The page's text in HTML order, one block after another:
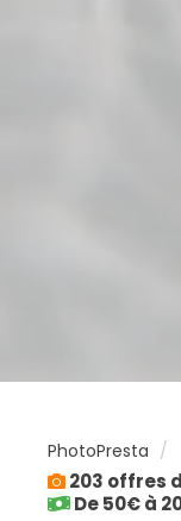
PhotoPresta
203 offres
De 50€ à